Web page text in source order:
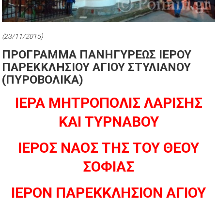
(23/11/2015)
ΠΡΟΓΡΑΜΜΑ ΠΑΝΗΓΥΡΕΩΣ ΙΕΡΟΥ
ΠΑΡΕΚΚΛΗΣΙΟΥ ΑΓΙΟΥ ΣΤΥΛΙΑΝΟΥ
(ΠΥΡΟΒΟΛΙΚΑ)
ΙΕΡΑ ΜΗΤΡΟΠΟΛΙΣ ΛΑΡΙΣΗΣ
ΚΑΙ ΤΥΡΝΑΒΟΥ
ΙΕΡΟΣ ΝΑΟΣ ΤΗΣ ΤΟΥ ΘΕΟΥ
ΣΟΦΙΑΣ
ΙΕΡΟΝ ΠΑΡΕΚΚΛΗΣΙΟΝ ΑΓΙΟΥ